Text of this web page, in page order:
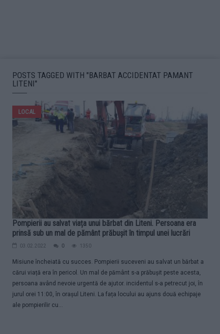
POSTS TAGGED WITH "BARBAT ACCIDENTAT PAMANT
LITENI"
LOCAL
Pompierii au salvat viața unui bărbat din Liteni. Persoana era
prinsă sub un mal de pământ prăbușit în timpul unei lucrări
03.02.2022 0 1350
Misiune încheiată cu succes. Pompierii suceveni au salvat un bărbat a
cărui viață era în pericol. Un mal de pământ s-a prăbușit peste acesta,
persoana având nevoie urgentă de ajutor. incidentul s-a petrecut joi, în
jurul orei 11:00, în orașul Liteni. La fața locului au ajuns două echipaje
ale pompierilir cu...